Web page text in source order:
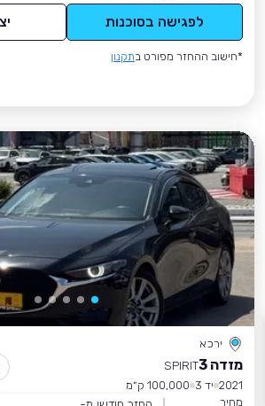
לפגישה בסוכנות
*חישוב ההחזר מפורט בתקנון
ירכא
מזדה 3
SPIRIT
2021 יד 3
100,000 ק״מ
מחיר